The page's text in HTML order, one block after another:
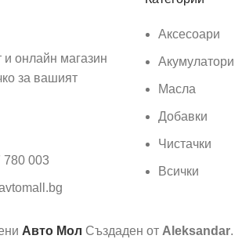
онлайн магазин
за вашият
780 003
Аксесоари
Акумулатори
Масла
Добавки
Чистачки
Всички
Авто Мол Създаден от Aleksandar.